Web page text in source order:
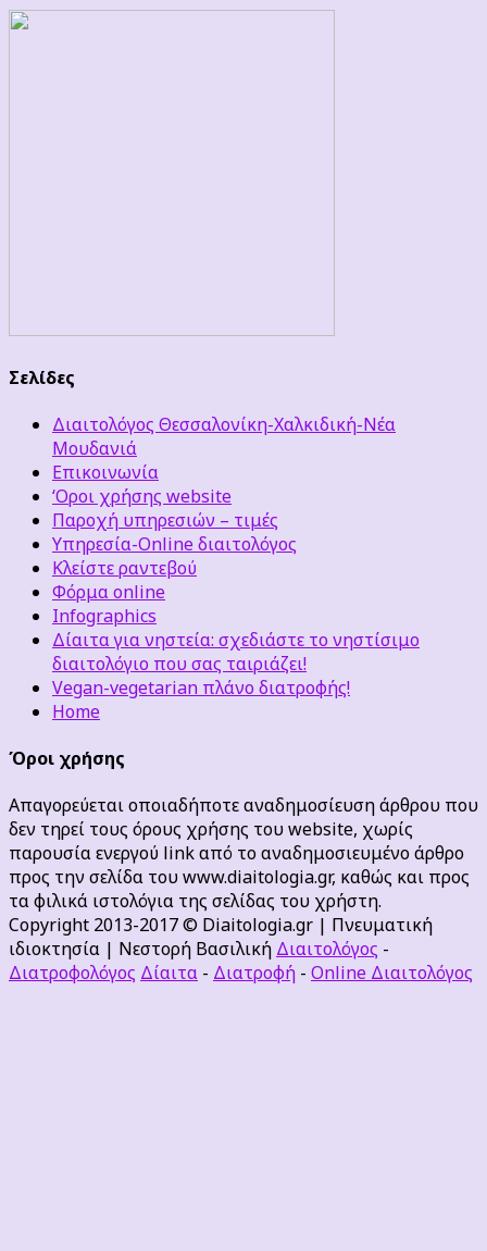
Σελίδες
Διαιτολόγος Θεσσαλονίκη-Χαλκιδική-Νέα
Μουδανιά
Επικοινωνία
‘Οροι χρήσης website
Παροχή υπηρεσιών – τιμές
Υπηρεσία-Online διαιτολόγος
Κλείστε ραντεβού
Φόρμα online
Infographics
Δίαιτα για νηστεία: σχεδιάστε το νηστίσιμο
διαιτολόγιο που σας ταιριάζει!
Vegan-vegetarian πλάνο διατροφής!
Home
Όροι χρήσης
Απαγορεύεται οποιαδήποτε αναδημοσίευση άρθρου που
δεν τηρεί τους όρους χρήσης του website, χωρίς
παρουσία ενεργού link από το αναδημοσιευμένο άρθρο
προς την σελίδα του www.diaitologia.gr, καθώς και προς
τα φιλικά ιστολόγια της σελίδας του χρήστη.
Copyright 2013-2017 © Diaitologia.gr | Πνευματική
ιδιοκτησία | Νεστορή Βασιλική Διαιτολόγος -
Διατροφολόγος Δίαιτα - Διατροφή - Online Διαιτολόγος